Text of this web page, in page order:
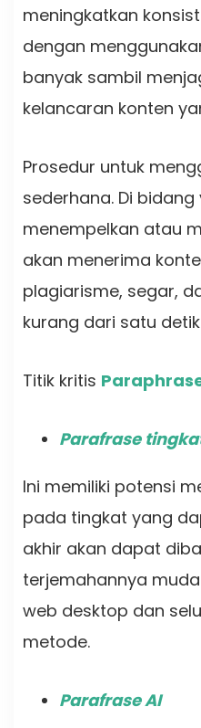
meningkatkan
dengan
banyak sambil
kelancaran konten
Prosedur untuk
sederhana. Di
menempelkan atau
akan menerima
plagiarisme, segar,
kurang dari satu
Titik kritis
Parafrase
Ini memiliki potensi
pada tingkat yang
akhir akan dapat
terjemahannya
web desktop dan
metode.
Parafrase AI